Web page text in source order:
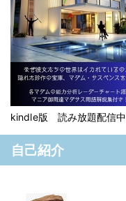
kindle版 読み放題配信中
自己紹介